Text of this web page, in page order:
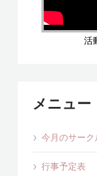
活
メニュー
今月のサー
行事予定表